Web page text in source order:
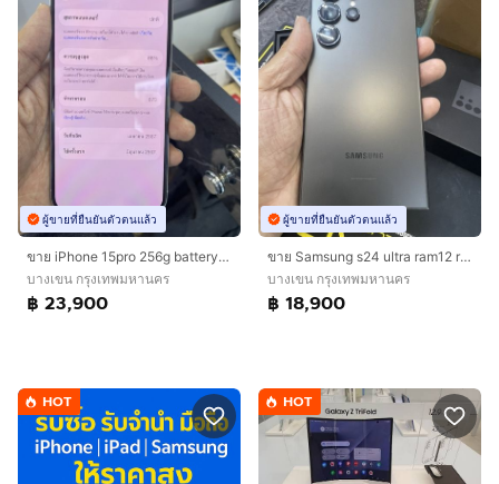
ผู้ขายที่ยืนยันตัวตนแล้ว
ขาย iPhone 15pro 256g battery 87 สีขาว ครบกล่อง ไม่มีรอย ใช้งานปกติ ราคา 23900 บาท นัดรับ กทม
บางเขน กรุงเทพมหานคร
฿ 23,900
ผู้ขายที่ยืนยันตัวตนแล้ว
ขาย Samsung s24 ultra ram12 rom256g พึ่งหมดประกัน ไม่มีตำหนิ ไม่มีรอย ใช้งานปกติิไม่ล็อคซิม ราคา 18900 บาท
บางเขน กรุงเทพมหานคร
฿ 18,900
HOT HOT